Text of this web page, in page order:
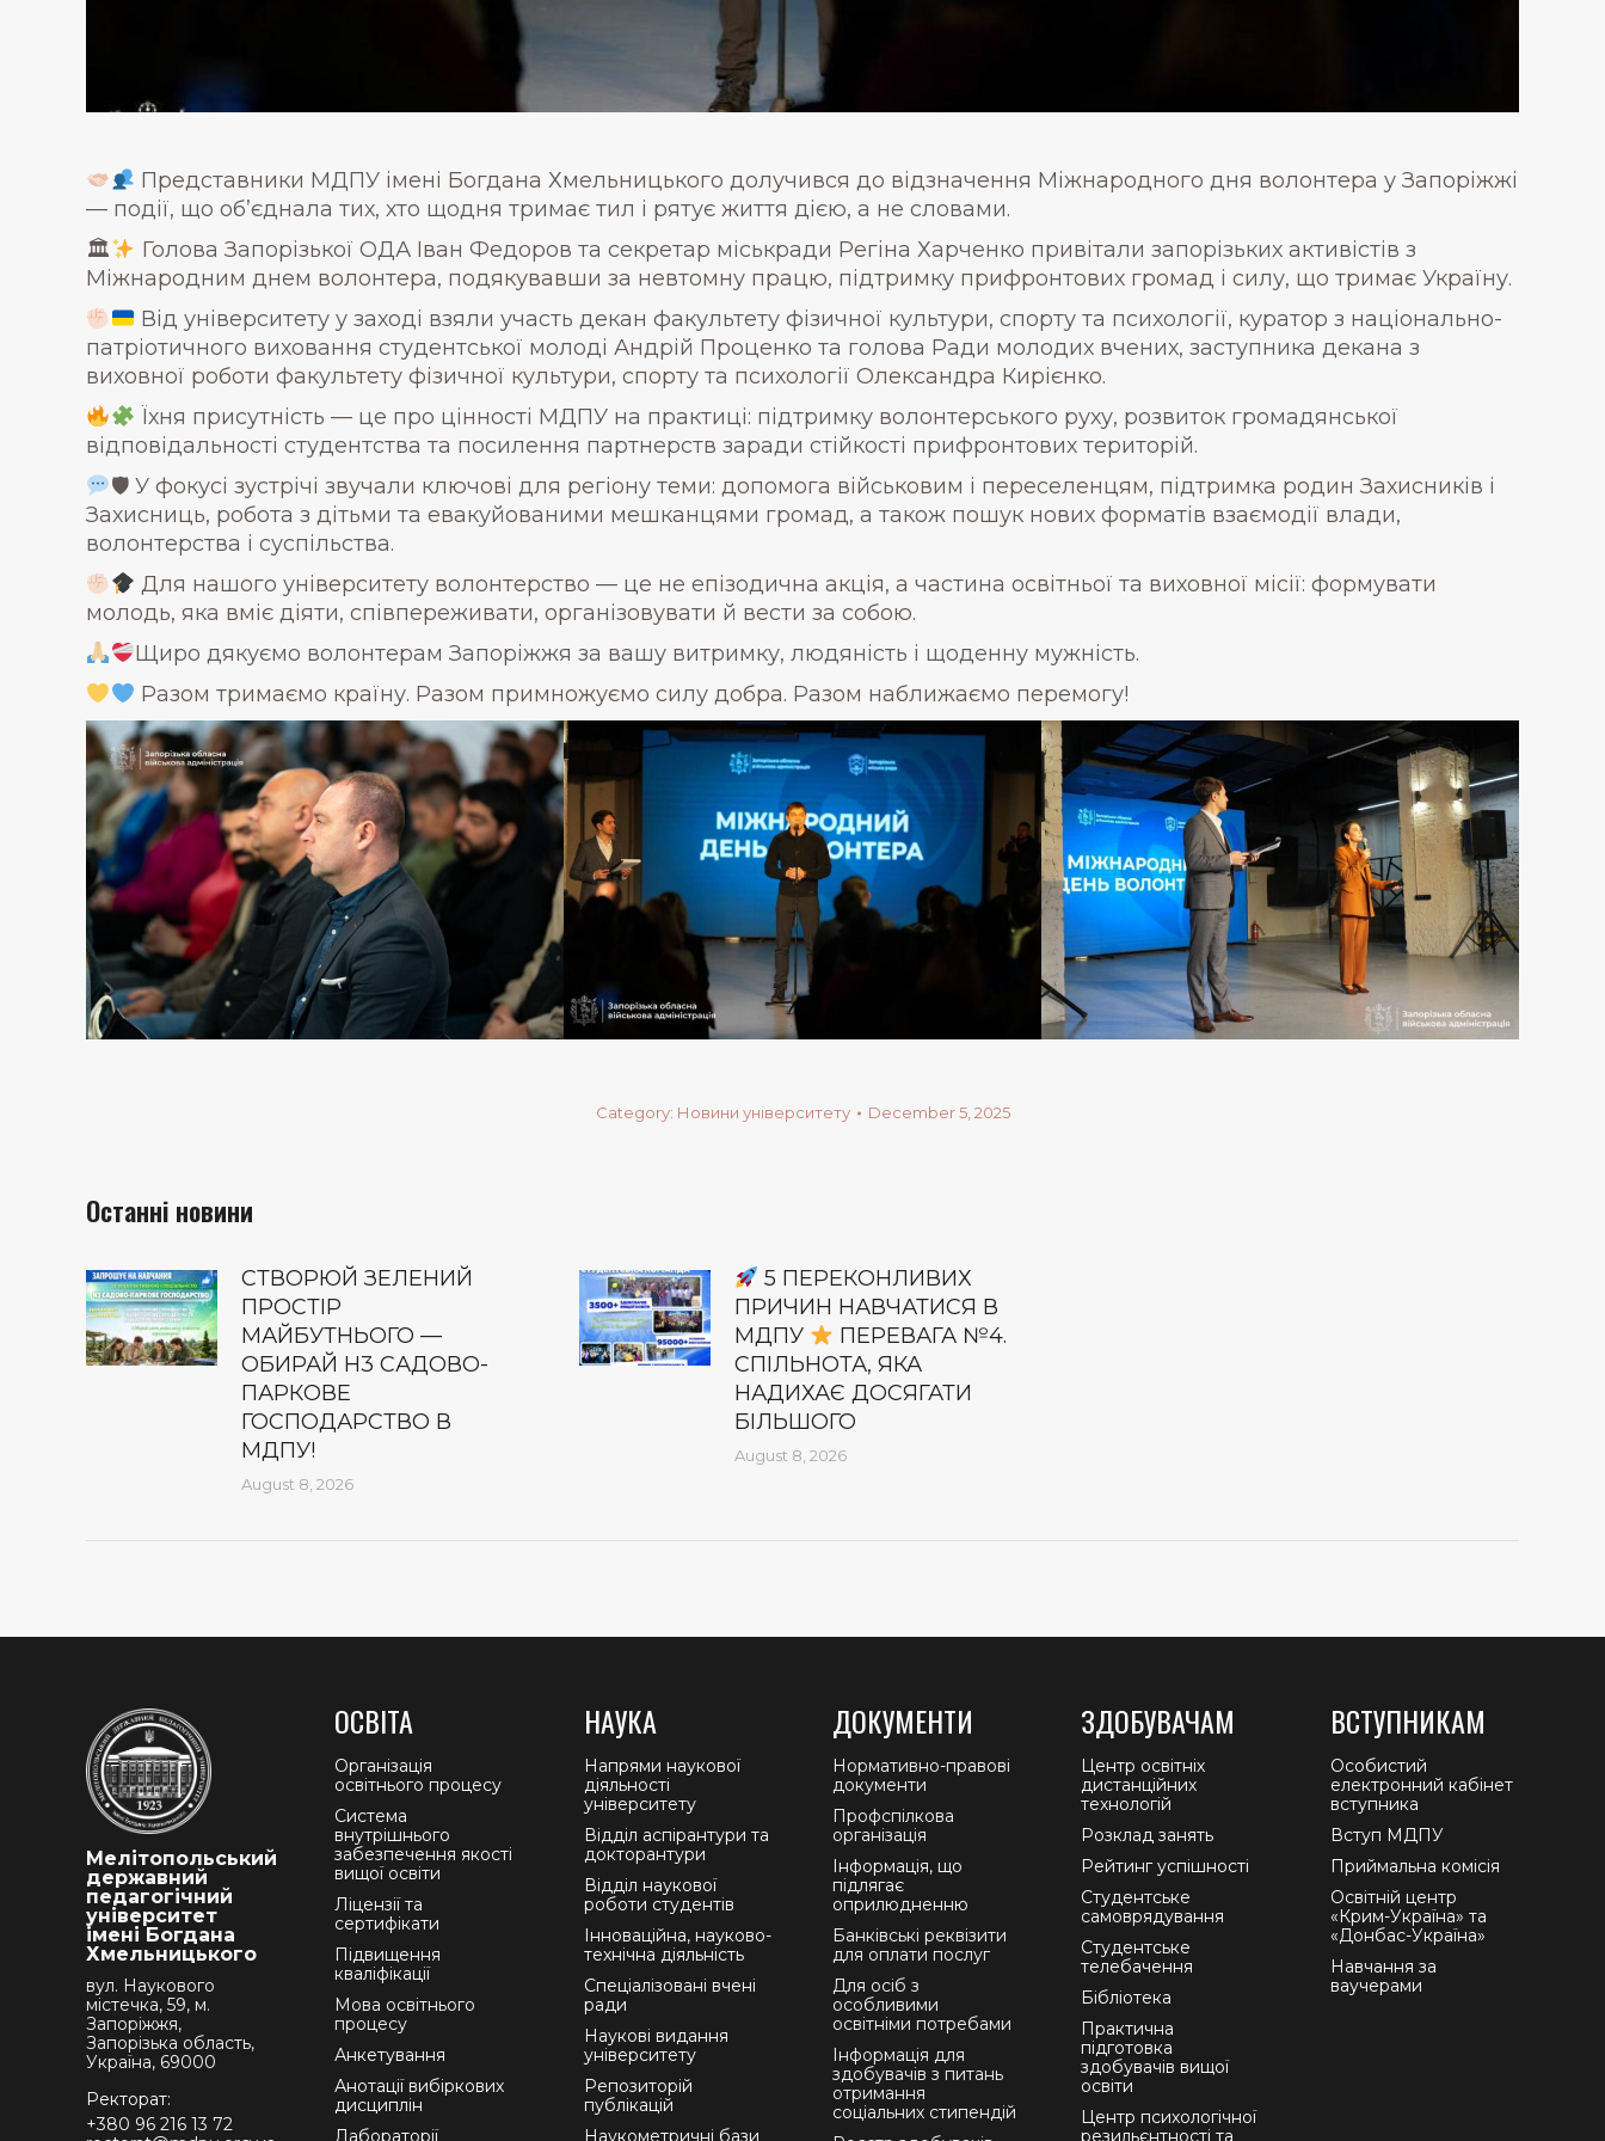
Представники МДПУ імені Богдана Хмельницького долучився до відзначення Міжнародного дня волонтера у Запоріжжі
— події, що об’єднала тих, хто щодня тримає тил і рятує життя дією, а не словами.
🏛
Голова Запорізької ОДА Іван Федоров та секретар міськради Регіна Харченко привітали запорізьких активістів з
Міжнародним днем волонтера, подякувавши за невтомну працю, підтримку прифронтових громад і силу, що тримає Україну.
Від університету у заході взяли участь декан факультету фізичної культури, спорту та психології, куратор з національно-
патріотичного виховання студентської молоді Андрій Проценко та голова Ради молодих вчених, заступника декана з
виховної роботи факультету фізичної культури, спорту та психології Олександра Кирієнко.
Їхня присутність — це про цінності МДПУ на практиці: підтримку волонтерського руху, розвиток громадянської
відповідальності студентства та посилення партнерств заради стійкості прифронтових територій.
🛡 У фокусі зустрічі звучали ключові для регіону теми: допомога військовим і переселенцям, підтримка родин Захисників і
Захисниць, робота з дітьми та евакуйованими мешканцями громад, а також пошук нових форматів взаємодії влади,
волонтерства і суспільства.
Для нашого університету волонтерство — це не епізодична акція, а частина освітньої та виховної місії: формувати
молодь, яка вміє діяти, співпереживати, організовувати й вести за собою.
Щиро дякуємо волонтерам Запоріжжя за вашу витримку, людяність і щоденну мужність.
Разом тримаємо країну. Разом примножуємо силу добра. Разом наближаємо перемогу!
Category: Новини університету December 5, 2025
Останні новини
СТВОРЮЙ ЗЕЛЕНИЙ
ПРОСТІР
МАЙБУТНЬОГО —
ОБИРАЙ Н3 САДОВО-
ПАРКОВЕ
ГОСПОДАРСТВО В
МДПУ!
August 8, 2026
5 ПЕРЕКОНЛИВИХ
ПРИЧИН НАВЧАТИСЯ В
МДПУ
ПЕРЕВАГА №4.
СПІЛЬНОТА, ЯКА
НАДИХАЄ ДОСЯГАТИ
БІЛЬШОГО
August 8, 2026
Мелітопольський
державний
педагогічний
університет
імені Богдана
Хмельницького
вул. Наукового
містечка, 59, м.
Запоріжжя,
Запорізька область,
Україна, 69000
Ректорат:
+380 96 216 13 72
ОСВІТА
Організація
освітнього процесу
Система
внутрішнього
забезпечення якості
вищої освіти
Ліцензії та
сертифікати
Підвищення
кваліфікації
Мова освітнього
процесу
Анкетування
Анотації вибіркових
дисциплін
НАУКА
Напрями наукової
діяльності
університету
Відділ аспірантури та
докторантури
Відділ наукової
роботи студентів
Інноваційна, науково-
технічна діяльність
Спеціалізовані вчені
ради
Наукові видання
університету
Репозиторій
публікацій
ДОКУМЕНТИ
Нормативно-правові
документи
Профспілкова
організація
Інформація, що
підлягає
оприлюдненню
Банківські реквізити
для оплати послуг
Для осіб з
особливими
освітніми потребами
Інформація для
здобувачів з питань
отримання
соціальних стипендій
ЗДОБУВАЧАМ
Центр освітніх
дистанційних
технологій
Розклад занять
Рейтинг успішності
Студентське
самоврядування
Студентське
телебачення
Бібліотека
Практична
підготовка
здобувачів вищої
освіти
Центр психологічної
ВСТУПНИКАМ
Особистий
електронний кабінет
вступника
Вступ МДПУ
Приймальна комісія
Освітній центр
«Крим-Україна» та
«Донбас-Україна»
Навчання за
ваучерами